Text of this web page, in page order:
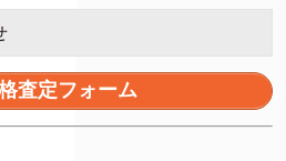
査定フォーム